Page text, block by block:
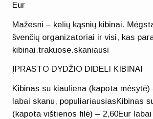
Eur
Mažesni – kelių kąsnių kibinai.
švenčių organizatoriai ir visi, kas
kibinai.trakuose.skaniausi
ĮPRASTO DYDŽIO DIDELI KIBINAI
Kibinas su kiauliena (kapota mėsytė)
labai skanu, populiariausiasKibinas
(kapota vištienos filė) – 2,60Eur